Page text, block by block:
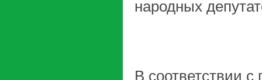
народных
В соответствии с